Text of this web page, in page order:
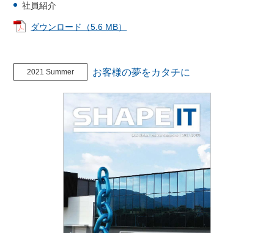
社員紹介
ダウンロード（5.6 MB）
2021 Summer お客様の夢をカタチに